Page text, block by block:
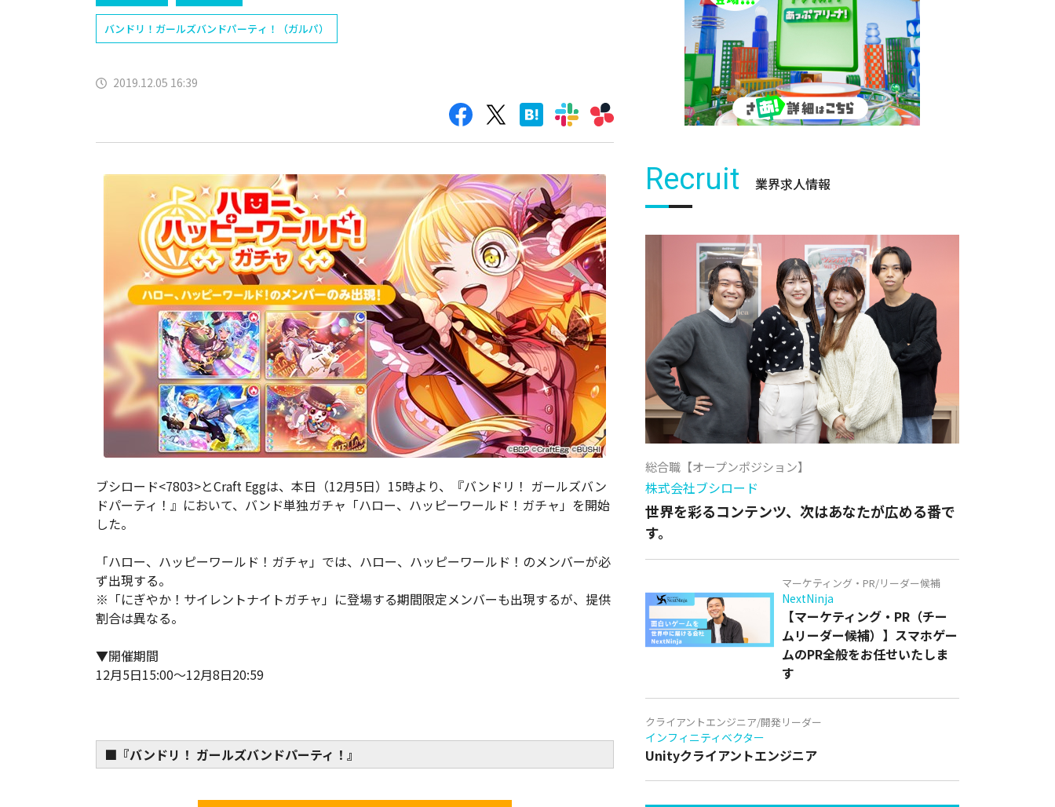
バンドリ！ガールズバンドパーティ！（ガルパ）
2019.12.05 16:39
ブシロード<7803>とCraft Eggは、本日（12月5日）15時より、『バンドリ！ ガールズバン
ドパーティ！』において、バンド単独ガチャ「ハロー、ハッピーワールド！ガチャ」を開始
した。
「ハロー、ハッピーワールド！ガチャ」では、ハロー、ハッピーワールド！のメンバーが必
ず出現する。
※「にぎやか！サイレントナイトガチャ」に登場する期間限定メンバーも出現するが、提供
割合は異なる。
▼開催期間
12月5日15:00～12月8日20:59
■『バンドリ！ ガールズバンドパーティ！』
Recruit 業界求人情報
総合職【オープンポジション】
株式会社ブシロード
世界を彩るコンテンツ、次はあなたが広める番で
す。
マーケティング・PR/リーダー候補
NextNinja
【マーケティング・PR（チー
ムリーダー候補）】スマホゲー
ムのPR全般をお任せいたしま
す
クライアントエンジニア/開発リーダー
インフィニティベクター
Unityクライアントエンジニア